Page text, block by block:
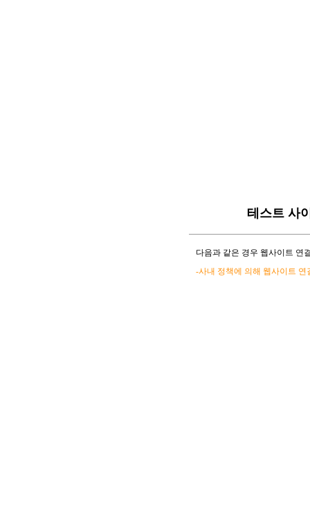
테스트 사
다음과 같은 경우 웹사이트 연
-사내 정책에 의해 웹사이트